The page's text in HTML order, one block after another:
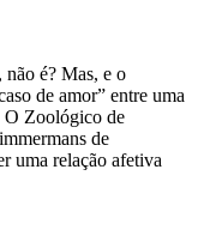
não é? Mas, e o
de amor” entre uma
O Zoológico de
de
uma relação afetiva